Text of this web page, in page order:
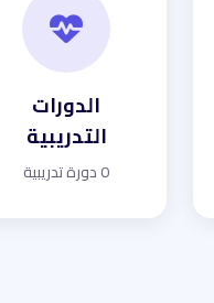
الدورات
التدريبية
0 دورة تدريبية